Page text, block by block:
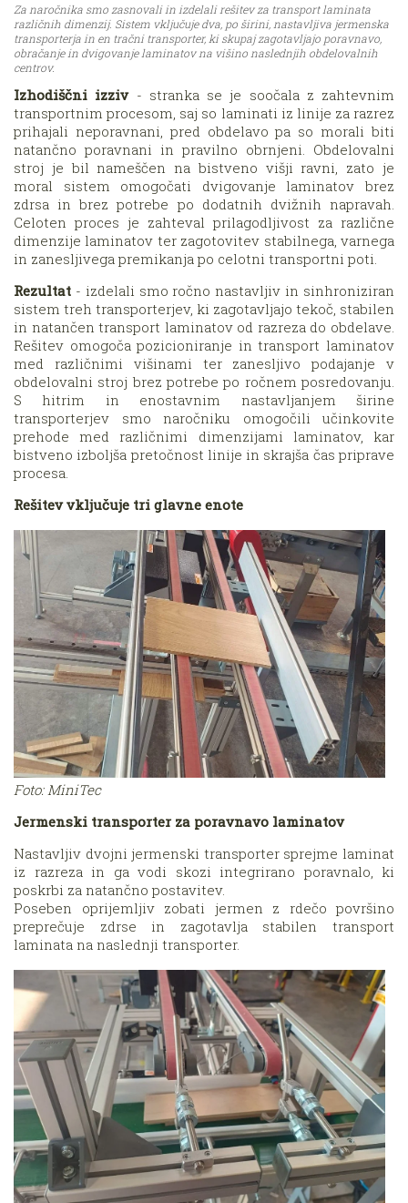
Za naročnika smo zasnovali in izdelali rešitev za transport laminata
različnih dimenzij. Sistem vključuje dva, po širini, nastavljiva jermenska
transporterja in en tračni transporter, ki skupaj zagotavljajo poravnavo,
obračanje in dvigovanje laminatov na višino naslednjih obdelovalnih
centrov.
Izhodiščni izziv- stranka se je soočala z zahtevnim
transportnim procesom, saj so laminati iz linije za razrez
prihajali neporavnani, pred obdelavo pa so morali biti
natančno poravnani in pravilno obrnjeni. Obdelovalni
stroj je bil nameščen na bistveno višji ravni, zato je
moral sistem omogočati dvigovanje laminatov brez
zdrsa in brez potrebe po dodatnih dvižnih napravah.
Celoten proces je zahteval prilagodljivost za različne
dimenzije laminatov ter zagotovitev stabilnega, varnega
in zanesljivega premikanja po celotni transportni poti.
Rezultat - izdelali smo ročno nastavljiv in sinhroniziran
sistem treh transporterjev, ki zagotavljajo tekoč, stabilen
in natančen transport laminatov od razreza do obdelave.
Rešitev omogoča pozicioniranje in transport laminatov
med različnimi višinami ter zanesljivo podajanje v
obdelovalni stroj brez potrebe po ročnem posredovanju.
S hitrim in enostavnim nastavljanjem širine
transporterjev smo naročniku omogočili učinkovite
prehode med različnimi dimenzijami laminatov, kar
bistveno izboljša pretočnost linije in skrajša čas priprave
procesa.
Rešitev vključuje tri glavne enote
Foto: MiniTec
Jermenski transporter za poravnavo laminatov
Nastavljiv dvojni jermenski transporter sprejme laminat
iz razreza in ga vodi skozi integrirano poravnalo, ki
poskrbi za natančno postavitev.
Poseben oprijemljiv zobati jermen z rdečo površino
preprečuje zdrse in zagotavlja stabilen transport
laminata na naslednji transporter.